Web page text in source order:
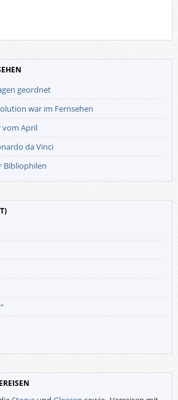
geordnet
war im Fernsehen
vom April
da Vinci
Bibliophilen